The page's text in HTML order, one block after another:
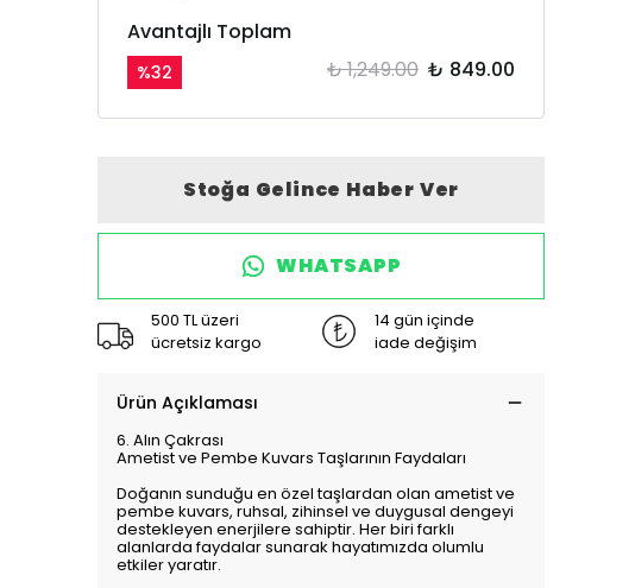
Avantajlı Toplam
%32 ₺ 1,249.00 ₺ 849.00
Stoğa Gelince Haber Ver
WHATSAPP
500 TL üzeri
ücretsiz kargo
14 gün içinde
iade değişim
Ürün Açıklaması
6. Alın Çakrası
Ametist ve Pembe Kuvars Taşlarının Faydaları
Doğanın sunduğu en özel taşlardan olan ametist ve
pembe kuvars, ruhsal, zihinsel ve duygusal dengeyi
destekleyen enerjilere sahiptir. Her biri farklı
alanlarda faydalar sunarak hayatımızda olumlu
etkiler yaratır.